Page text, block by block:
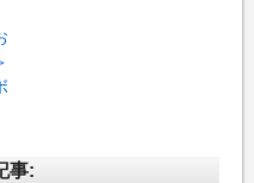
事: